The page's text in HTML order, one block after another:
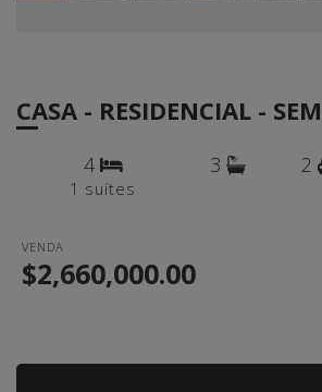
CASA - RESIDENCIAL -
4
1 suítes
3 2
VENDA
$2,660,000.00